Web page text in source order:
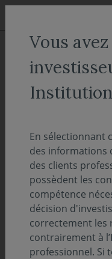
Aller au menu
Aller au contenu
ACCUEIL Actualités
Covéa
septembre
EVÉNEMENTS 10
Pour cette
experts de Covéa
du salon
prochains au
Vous
En sélectionnant
des informations
des clients
possèdent les
compétence
décision
correctement les
contrairement à
professionnel. Si